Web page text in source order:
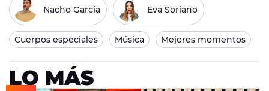
Nacho García Eva Soriano
Cuerpos especiales Música Mejores momentos
LO MÁS